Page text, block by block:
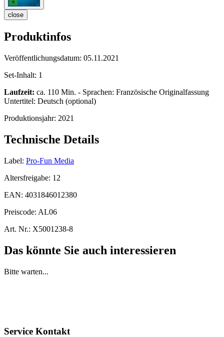
close
Produktinfos
Veröffentlichungsdatum: 05.11.2021
Set-Inhalt: 1
Laufzeit: ca. 110 Min. - Sprachen: Französische Originalfassung
Untertitel: Deutsch (optional)
Produktionsjahr: 2021
Technische Details
Label: Pro-Fun Media
Altersfreigabe: 12
EAN: 4031846012380
Preiscode: AL06
Art. Nr.: X5001238-8
Das könnte Sie auch interessieren
Bitte warten...
Service Kontakt